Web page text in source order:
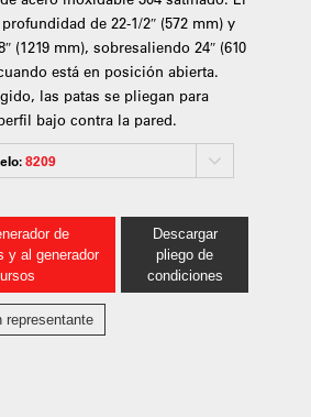
de 22-1/2″ (572 mm) y
(1219 mm), sobresaliendo 24″ (610
está en posición abierta.
las patas se pliegan para
bajo contra la pared.
8209
de
y al generador
Descargar
pliego de
condiciones
representante